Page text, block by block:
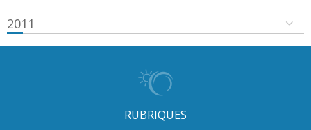
2011
RUBRIQUES